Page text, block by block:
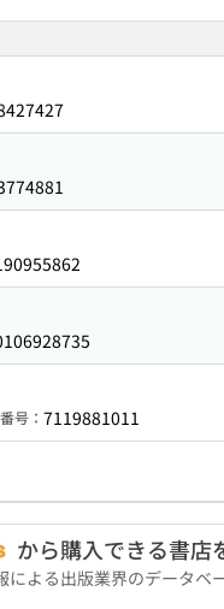
号： 7119881011
から購入できる書店
による出版業界のデータ